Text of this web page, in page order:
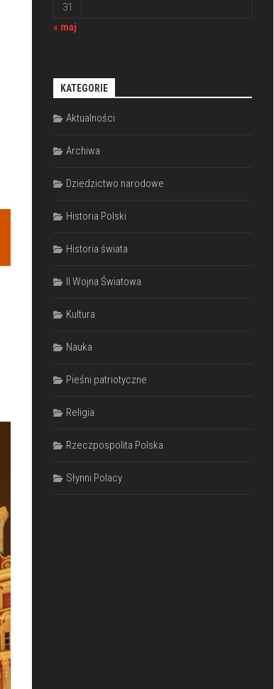
31
« maj
KATEGORIE
Aktualności
Archiwa
Dziedzictwo narodowe
Historia Polski
Historia świata
II Wojna Światowa
Kultura
Nauka
Pieśni patriotyczne
Religia
Rzeczpospolita Polska
Słynni Polacy